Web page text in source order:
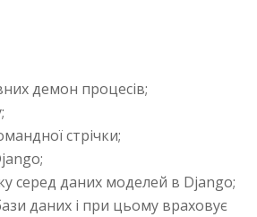
демон процесів;
стрічки;
серед даних моделей в Django;
даних і при цьому враховує